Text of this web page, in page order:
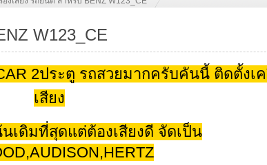
W123_CE
2ประตู รถสวยมากครับคันนี้ ติดตั้งเ
เสียง
เดิมที่สุดแต่ต้องเสียงดี จัดเป็น